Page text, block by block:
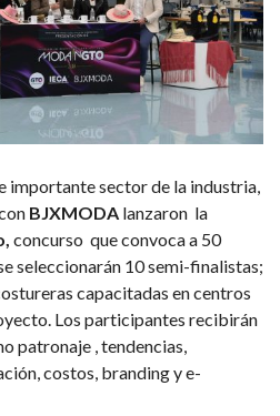
importante sector de la industria,
BJXMODA lanzaron la
concurso que convoca a 50
seleccionarán 10 semi-finalistas;
capacitadas en centros
Los participantes recibirán
patronaje , tendencias,
costos, branding y e-